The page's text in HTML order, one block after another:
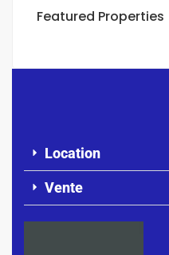
Featured Properties
Location
Vente